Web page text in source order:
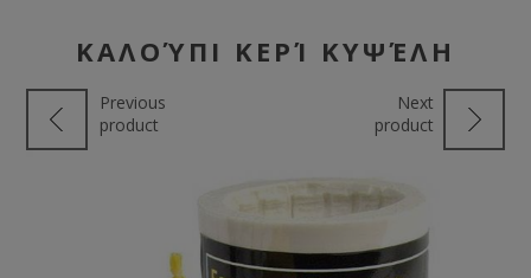
ΚΑΛΟΎΠΙ ΚΕΡΊ ΚΥΨΈΛΗ
Previous
product
Next
product